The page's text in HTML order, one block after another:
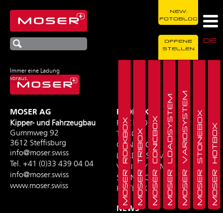
Immer eine Ladung
voraus.
DE
NEW:
FOTOBLOG
OFFENE
STELLEN
MOSER ROCKBOXMOSER TRIBOXMOSER CONICBOXMOSER LOADSYSTEMMOSER VARIOSYSTEMMOSER STONEBOXMOSER HOTBOX
MOSER AG
Kipper- und Fahrzeugbau
Gummweg 92
3612 Steffisburg
info@moser.swiss
Tel. +41 (0)33 439 04 04
info@moser.swiss
www.moser.swiss
PRODUKTE
ROCKBOX
TRIBOX
CONICBOX
LOADSYSTEM
VARIOSYSTEM
STONEBOX
HOTBOX
NEWS